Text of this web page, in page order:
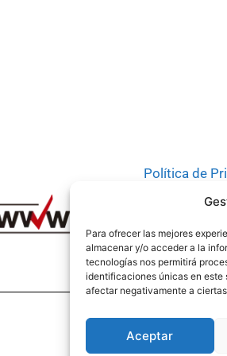
Para ofrecer las mejores
almacenar y/o acceder a la
tecnologías nos permitirá
identificaciones únicas en este
afectar negativamente a
Aceptar
Política de